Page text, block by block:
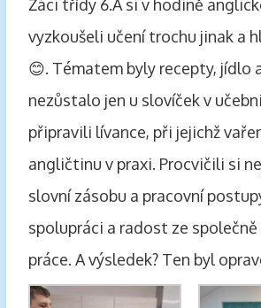
Žáci třídy 6.A si v hodině
vyzkoušeli učení trochu jinak a
😊. Tématem byly recepty, jídlo
nezůstalo jen u slovíček v
připravili lívance, při jejichž
angličtinu v praxi. Procvičili si
slovní zásobu a pracovní
spolupráci a radost ze
práce. A výsledek? Ten byl